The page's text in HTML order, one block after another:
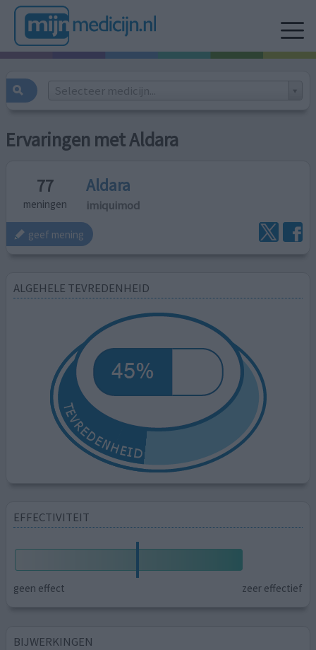
Selecteer medicijn...
Ervaringen met Aldara
77
meningen
Aldara
imiquimod
geef mening
ALGEHELE TEVREDENHEID
EFFECTIVITEIT
geen effect zeer effectief
BIJWERKINGEN